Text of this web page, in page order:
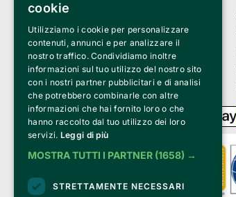
cookie
Utilizziamo i cookie per personalizzare
contenuti, annunci e per analizzare il
nostro traffico. Condividiamo inoltre
informazioni sul tuo utilizzo del nostro sito
con i nostri partner pubblicitari e di analisi
che potrebbero combinarle con altre
informazioni che hai fornito loro o che
hanno raccolto dal tuo utilizzo dei loro
servizi. Leggi di più
MOSTRA TUTTI I PARTNER (1658) →
STRETTAMENTE NECESSARI